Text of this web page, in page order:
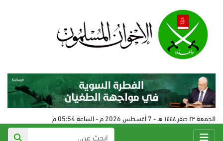
الجمعة ٢٣ صفر ١٤٤٨ هـ - 7 أغسطس 2026 م - الساعة 05:54 م